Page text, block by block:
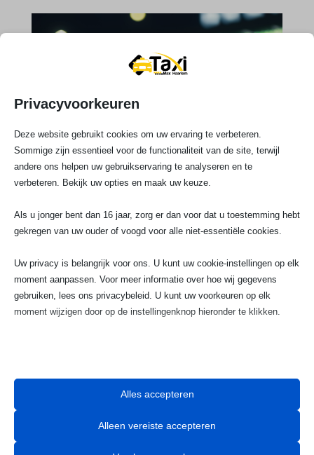

023 720 05 22
Privacyvoorkeuren
Deze website gebruikt cookies om uw ervaring te verbeteren.
Sommige zijn essentieel voor de functionaliteit van de site, terwijl
andere ons helpen uw gebruikservaring te analyseren en te
verbeteren. Bekijk uw opties en maak uw keuze.
Als u jonger bent dan 16 jaar, zorg er dan voor dat u toestemming hebt
gekregen van uw ouder of voogd voor alle niet-essentiële cookies.
Uw privacy is belangrijk voor ons. U kunt uw cookie-instellingen op elk
moment aanpassen. Voor meer informatie over hoe wij gegevens
gebruiken, lees ons privacybeleid. U kunt uw voorkeuren op elk
moment wijzigen door op de instellingenknop hieronder te klikken.
Essentiële cookies en services bieden basisfunctionaliteit en zijn
Alles accepteren
Alleen vereiste accepteren